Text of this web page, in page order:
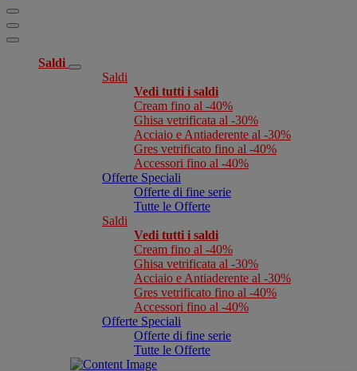
Saldi
Saldi
Vedi tutti i saldi
Cream fino al -40%
Ghisa vetrificata al -30%
Acciaio e Antiaderente al -30%
Gres vetrificato fino al -40%
Accessori fino al -40%
Offerte Speciali
Offerte di fine serie
Tutte le Offerte
Saldi
Vedi tutti i saldi
Cream fino al -40%
Ghisa vetrificata al -30%
Acciaio e Antiaderente al -30%
Gres vetrificato fino al -40%
Accessori fino al -40%
Offerte Speciali
Offerte di fine serie
Tutte le Offerte